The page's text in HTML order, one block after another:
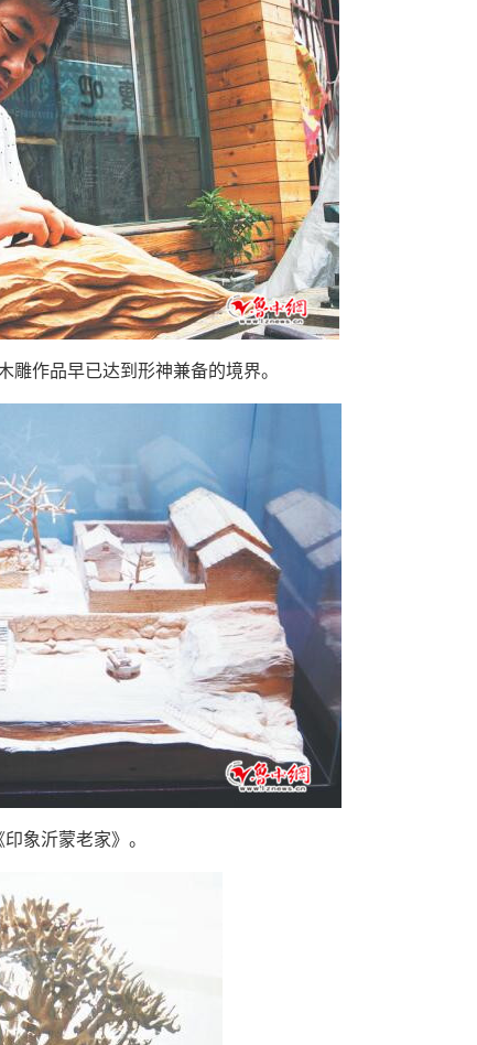
作品早已达到形神兼备的境界。
沂蒙老家》。